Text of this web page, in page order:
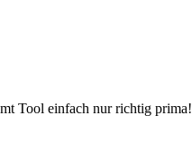
Tool einfach nur richtig prima!